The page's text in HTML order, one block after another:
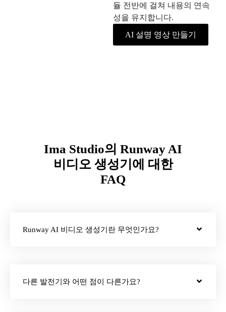
듈 전반에 걸쳐 내용의 연속
성을 유지합니다.
AI 설명 영상 만들기
Ima Studio의 Runway AI
비디오 생성기에 대한
FAQ
Runway AI 비디오 생성기란 무엇인가요?
다른 발전기와 어떤 점이 다른가요?